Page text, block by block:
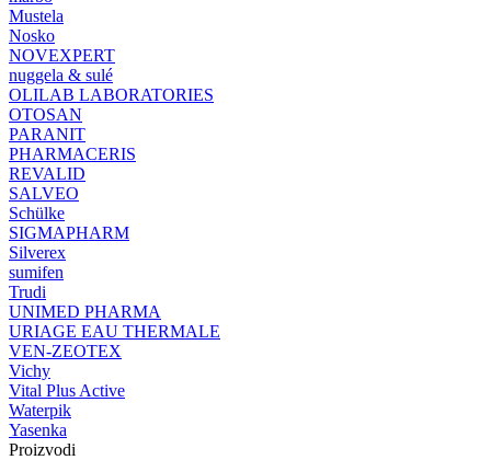
Mustela
Nosko
NOVEXPERT
nuggela & sulé
OLILAB LABORATORIES
OTOSAN
PARANIT
PHARMACERIS
REVALID
SALVEO
Schülke
SIGMAPHARM
Silverex
sumifen
Trudi
UNIMED PHARMA
URIAGE EAU THERMALE
VEN-ZEOTEX
Vichy
Vital Plus Active
Waterpik
Yasenka
Proizvodi